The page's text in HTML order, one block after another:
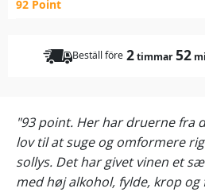
92 Point
Beställ före 2timmar52
"93 point. Her har druerne fra
lov til at suge og omformere
sollys. Det har givet vinen et
med høj alkohol, fylde, krop og